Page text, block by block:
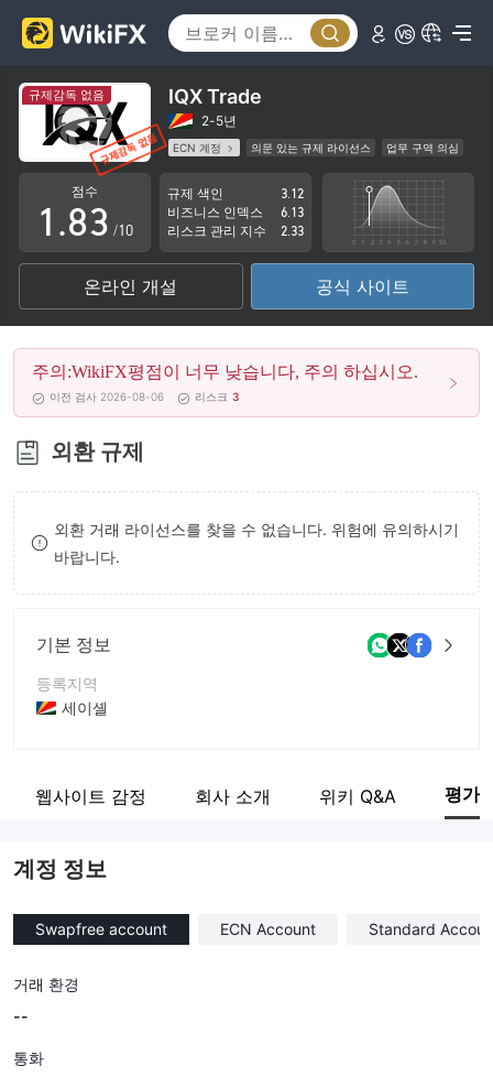
규제감독 없음 IQX Trade
2-5년
ECN 계정 의문 있는 규제 라이선스
업무 구역 의심
잠재적 위험성이 높음
점수
0
1
2
3
4
5
6
7
8
9
.
4
5
6
7
8
9
0
1
2
3
4
5
6
7
8
9
/10
규제 색인
3.12
비즈니스 인덱스
6.13
리스크 관리 지수
2.33
온라인 개설 공식 사이트
주의:WikiFX평점이 너무 낮습니다, 주의 하십시오.
이전 검사 2026-08-06 리스크 3
외환 규제
외환 거래 라이선스를 찾을 수 없습니다. 위험에 유의하시기
바랍니다.
기본 정보
등록지역
세이셸
회사 전체 이름
웹사이트 감정 회사 소개 위키 Q&A 평가
계정 정보
Swapfree account ECN Account Standard
거래 환경
--
통화